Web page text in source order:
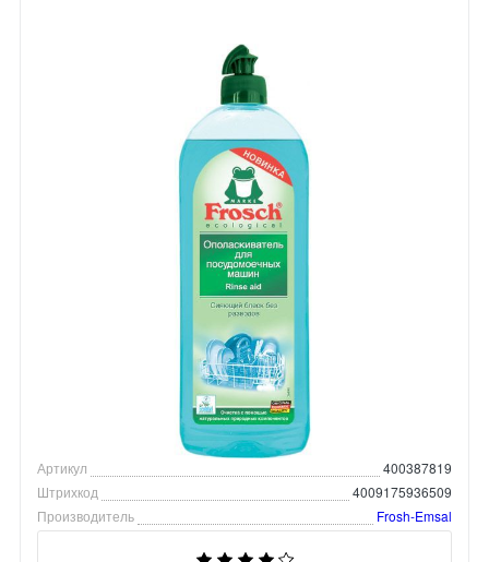
Артикул
400387819
Штрихкод
4009175936509
Производитель
Frosh-Emsal